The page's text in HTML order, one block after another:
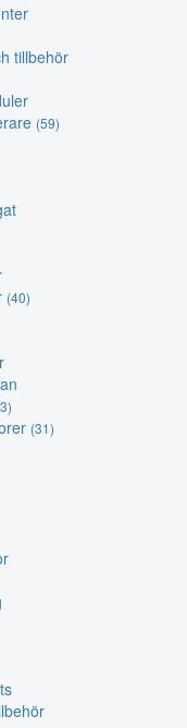
tillbehör
(59)
(40)
(31)